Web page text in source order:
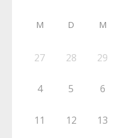
M D M
27 28 29
4 5 6
11 12 13